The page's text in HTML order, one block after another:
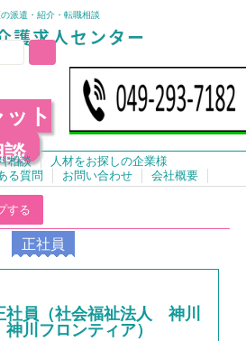
派遣・紹介・転職相談
ト
談
相談
人材をお探しの企業様
る質問 お問い合わせ 会社概要
する
正社員
社員（社会福祉法人 神川
川フロンティア）